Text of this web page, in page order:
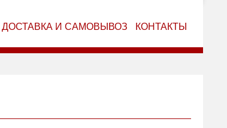
ДОСТАВКА И САМОВЫВОЗ КОНТАКТЫ